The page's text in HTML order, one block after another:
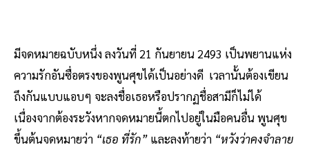
มีจดหมายฉบับหนึ่ง ลงวันที่ 21 กันยายน 2493 เป็นพยานแห่ง
ความรักอันซื่อตรงของพูนศุขได้เป็นอย่างดี เวลานั้นต้องเขียน
ถึงกันแบบแอบๆ จะลงชื่อเธอหรือปรากฏชื่อสามีก็ไม่ได้
เนื่องจากต้องระวังหากจดหมายนี้ตกไปอยู่ในมือคนอื่น พูนศุข
ขึ้นต้นจดหมายว่า “เธอ ที่รัก” และลงท้ายว่า “หวังว่าคงจำลาย